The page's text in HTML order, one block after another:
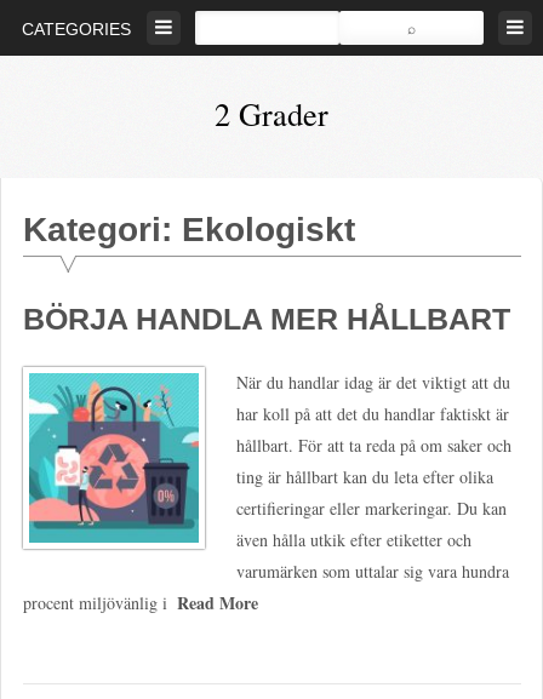
CATEGORIES
2 Grader
biologiska
mångfalden
Kategori: Ekologiskt
BÖRJA HANDLA MER HÅLLBART
När du handlar idag är det viktigt att du
har koll på att det du handlar faktiskt är
hållbart. För att ta reda på om saker och
ting är hållbart kan du leta efter olika
certifieringar eller markeringar. Du kan
även hålla utkik efter etiketter och
varumärken som uttalar sig vara hundra
procent miljövänlig i Read More